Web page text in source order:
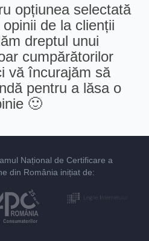
opțiunea selectată
de la clienții
dreptul unui
cumpărătorilor
vă încurajăm să
pentru a lăsa o
🙂
Național de Certificare a
din România inițiat de: